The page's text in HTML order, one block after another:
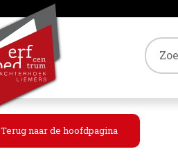
Terug naar de hoofdpagina